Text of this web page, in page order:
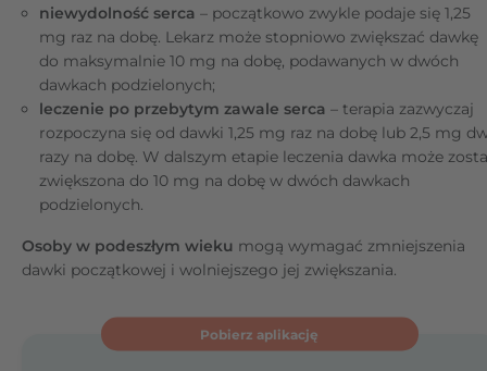
niewydolność serca – początkowo zwykle podaje się 1,25
mg raz na dobę. Lekarz może stopniowo zwiększać dawkę
do maksymalnie 10 mg na dobę, podawanych w dwóch
dawkach podzielonych;
leczenie po przebytym zawale serca – terapia zazwyczaj
rozpoczyna się od dawki 1,25 mg raz na dobę lub 2,5 mg
razy na dobę. W dalszym etapie leczenia dawka może
zwiększona do 10 mg na dobę w dwóch dawkach
podzielonych.
Osoby w podeszłym wieku mogą wymagać zmniejszenia
dawki początkowej i wolniejszego jej zwiększania.
Pobierz aplikację